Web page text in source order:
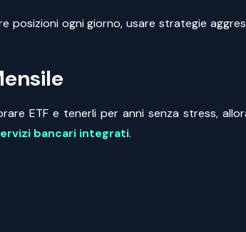
ogni giorno, usare strategie
ETF e tenerli per anni senza stress,
bancari integrati.